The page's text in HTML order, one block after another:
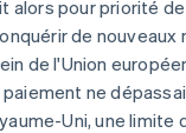
alors pour priorité
de nouveaux
de l'Union
ne
Uni, une limite